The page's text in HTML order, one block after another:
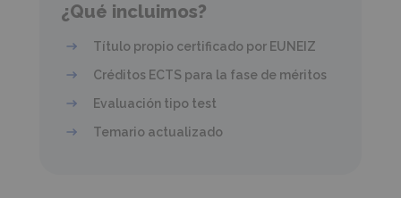
¿Qué incluimos?
Título propio certificado por EUNEIZ
Créditos ECTS para la fase de méritos
Evaluación tipo test
Temario actualizado